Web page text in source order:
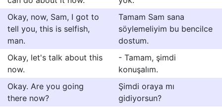
Okay, now, Sam, I got to
tell you, this is selfish,
man.
Tamam Sam sana
söylemeliyim bu bencilce
dostum.
Okay, let's talk about this
now.
- Tamam, şimdi
konuşalım.
Okay. Are you going
there now?
Şimdi oraya mı
gidiyorsun?